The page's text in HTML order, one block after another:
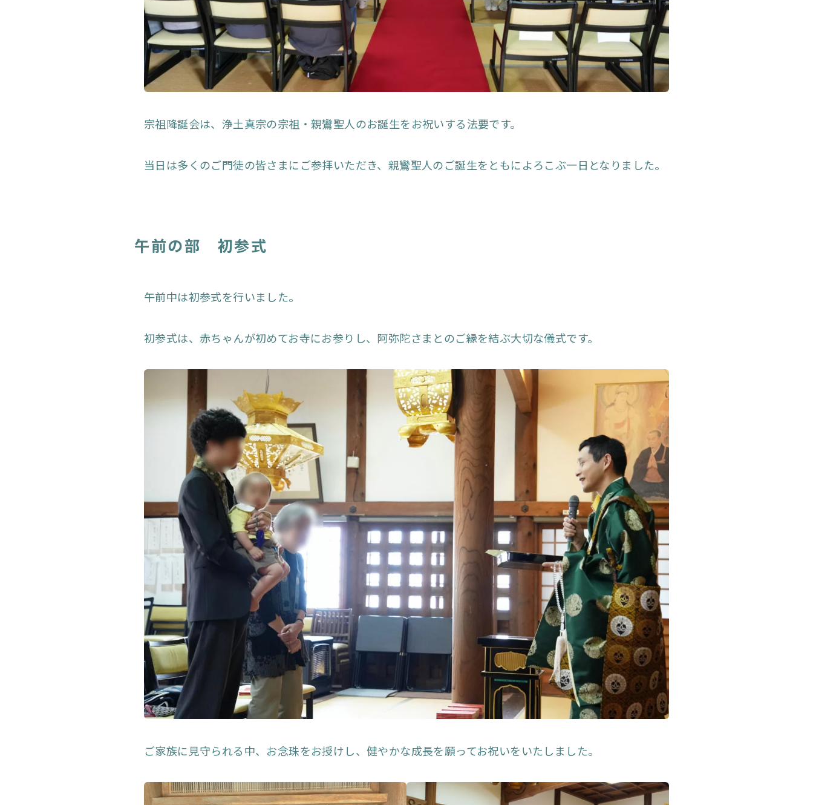
宗祖降誕会は、浄土真宗の宗祖・親鸞聖人のお誕生をお祝いする法要です。
当日は多くのご門徒の皆さまにご参拝いただき、親鸞聖人のご誕生をともによろこぶ一日となりました。
午前の部 初参式
午前中は初参式を行いました。
初参式は、赤ちゃんが初めてお寺にお参りし、阿弥陀さまとのご縁を結ぶ大切な儀式です。
ご家族に見守られる中、お念珠をお授けし、健やかな成長を願ってお祝いをいたしました。